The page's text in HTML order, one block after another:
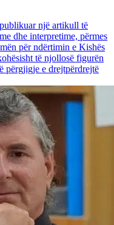
një artikull të
dhe interpretime, përmes
për ndërtimin e Kishës
të njollosë figurën
përgjigje e drejtpërdrejtë